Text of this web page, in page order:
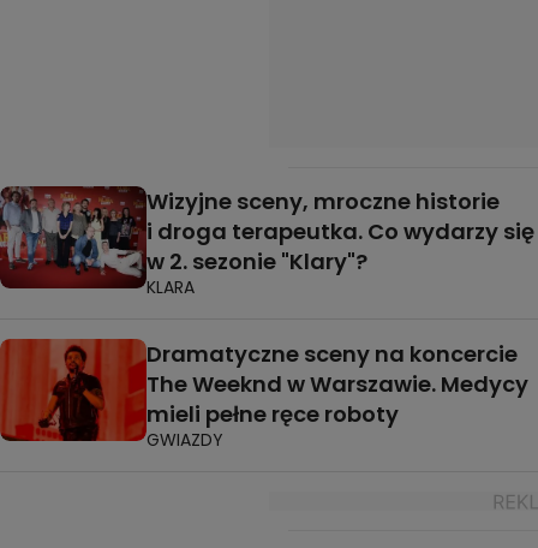
Wizyjne sceny, mroczne historie
i droga terapeutka. Co wydarzy się
w 2. sezonie "Klary"?
KLARA
Dramatyczne sceny na koncercie
The Weeknd w Warszawie. Medycy
mieli pełne ręce roboty
GWIAZDY